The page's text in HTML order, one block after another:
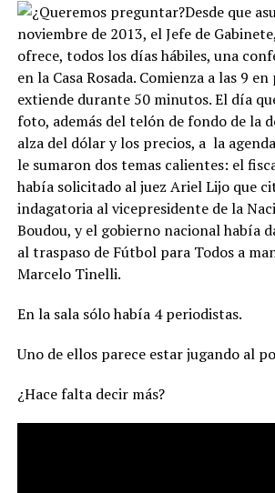
Desde que
noviembre de 2013, el Jefe de
ofrece, todos los días hábiles, una
en la Casa Rosada. Comienza a las 9
extiende durante 50 minutos. El día
foto, además del telón de fondo de la
alza del dólar y los precios, a la
le sumaron dos temas calientes: el
había solicitado al juez Ariel Lijo que
indagatoria al vicepresidente de la
Boudou, y el gobierno nacional había
al traspaso de Fútbol para Todos a
Marcelo Tinelli.
En la sala sólo había 4 periodistas.
Uno de ellos parece estar jugando al
¿Hace falta decir más?